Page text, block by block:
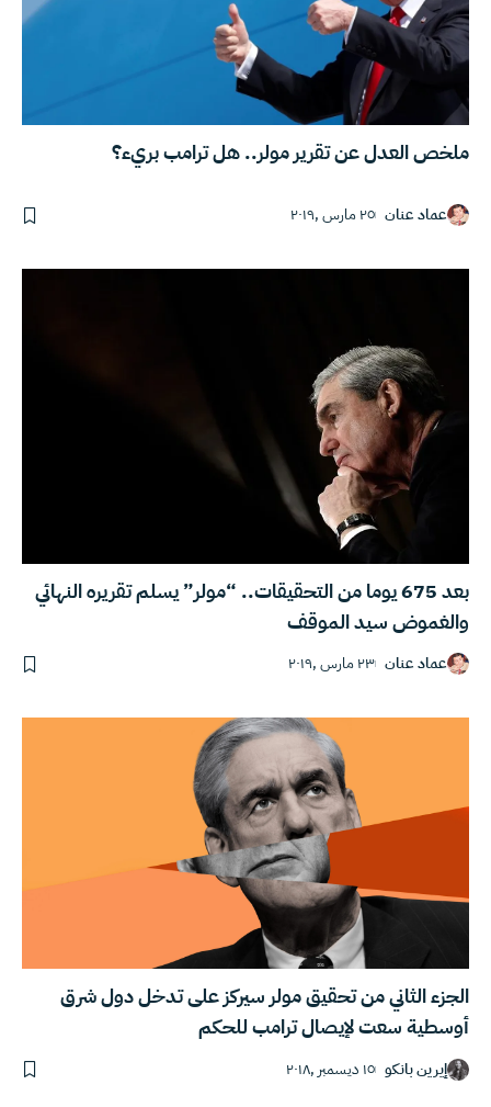
ملخص العدل عن تقرير مولر.. هل ترامب بريء؟
عماد عنان ٢٥ مارس ,٢٠١٩
بعد 675 يوما من التحقيقات.. “مولر” يسلم تقريره النهائي
والغموض سيد الموقف
عماد عنان ٢٣ مارس ,٢٠١٩
الجزء الثاني من تحقيق مولر سيركز على تدخل دول شرق
أوسطية سعت لإيصال ترامب للحكم
إيرين بانكو ١٥ ديسمبر ,٢٠١٨